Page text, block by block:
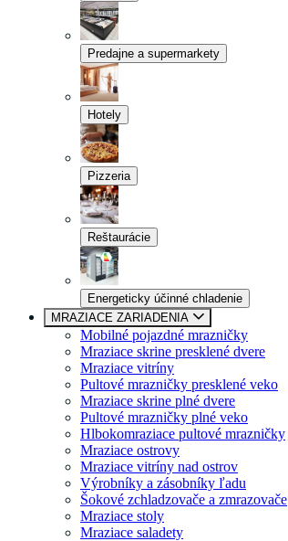
Predajne a supermarkety
Hotely
Pizzeria
Reštaurácie
Energeticky účinné chladenie
MRAZIACE ZARIADENIA
Mobilné pojazdné mrazničky
Mraziace skrine presklené dvere
Mraziace vitríny
Pultové mrazničky presklené veko
Mraziace skrine plné dvere
Pultové mrazničky plné veko
Hlbokomraziace pultové mrazničky
Mraziace ostrovy
Mraziace vitríny nad ostrov
Výrobníky a zásobníky ľadu
Šokové zchladzovače a zmrazovače
Mraziace stoly
Mraziace saladety